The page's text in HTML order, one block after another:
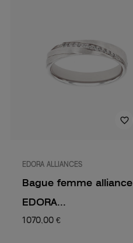
favorite_border
EDORA ALLIANCES
Bague femme alliance
EDORA...
1 070,00 €